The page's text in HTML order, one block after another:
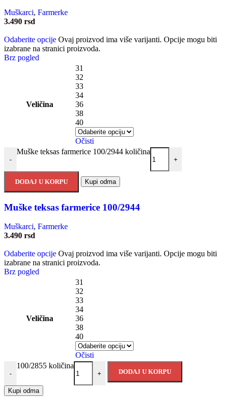
Muškarci, Farmerke
3.490 rsd
Odaberite opcije Ovaj proizvod ima više varijanti. Opcije mogu biti
izabrane na stranici proizvoda.
Brz pogled
Veličina
31
32
33
34
36
38
40
Očisti
-
Muške teksas farmerice 100/2944 količina
+
DODAJ U KORPU Kupi odma
Muške teksas farmerice 100/2944
Muškarci, Farmerke
3.490 rsd
Odaberite opcije Ovaj proizvod ima više varijanti. Opcije mogu biti
izabrane na stranici proizvoda.
Brz pogled
Veličina
31
32
33
34
36
38
40
Očisti
-
100/2855 količina
+ DODAJ U KORPU
Kupi odma